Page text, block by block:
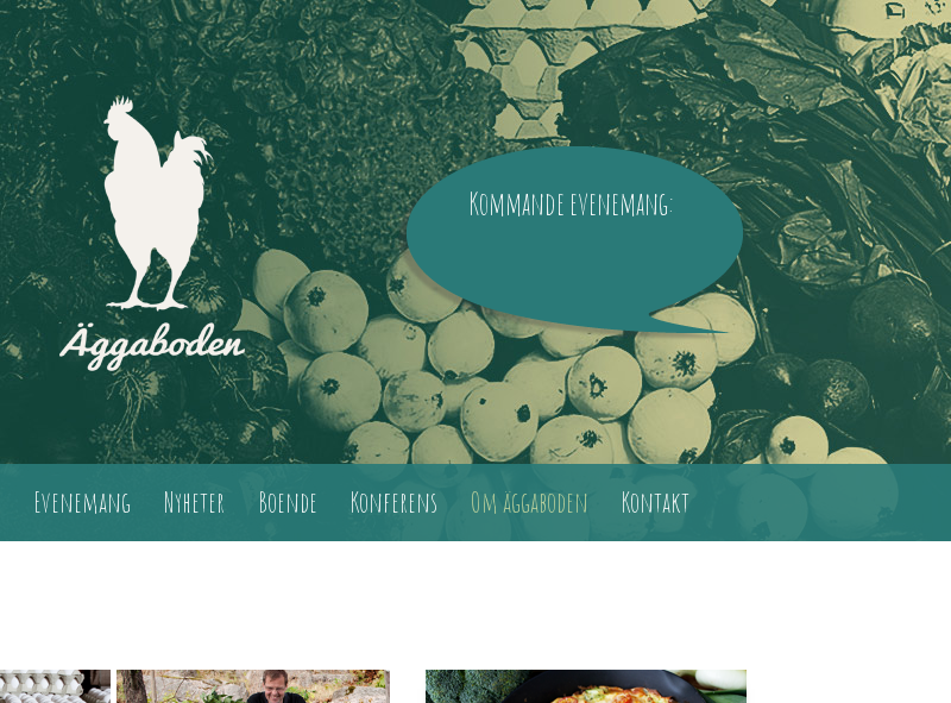
Kommande evenemang:
Evenemang Nyheter Boende Konferens Om äggaboden Kontakt